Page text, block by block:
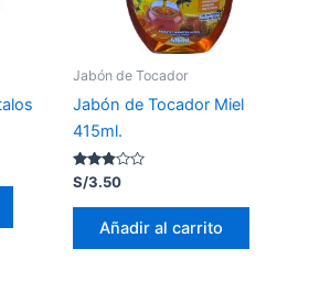
Jabón de Tocador
Jabón de Tocador Miel
415ml.
Valorado
con
2.74
S/3.50
Añadir al carrito